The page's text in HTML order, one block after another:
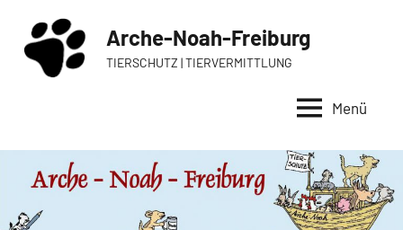
Inhalt
springen
Arche-Noah-Freiburg
TIERSCHUTZ | TIERVERMITTLUNG
Menü